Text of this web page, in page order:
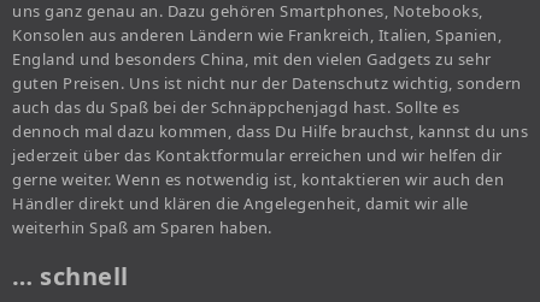
uns ganz genau an. Dazu gehören Smartphones, Notebooks,
Konsolen aus anderen Ländern wie Frankreich, Italien, Spanien,
England und besonders China, mit den vielen Gadgets zu sehr
guten Preisen. Uns ist nicht nur der Datenschutz wichtig, sondern
auch das du Spaß bei der Schnäppchenjagd hast. Sollte es
dennoch mal dazu kommen, dass Du Hilfe brauchst, kannst du uns
jederzeit über das Kontaktformular erreichen und wir helfen dir
gerne weiter. Wenn es notwendig ist, kontaktieren wir auch den
Händler direkt und klären die Angelegenheit, damit wir alle
weiterhin Spaß am Sparen haben.
… schnell